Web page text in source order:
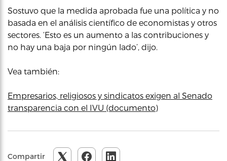
Sostuvo que la medida aprobada fue una política y no
basada en el análisis científico de economistas y otros
sectores. ‘Esto es un aumento a las contribuciones y
no hay una baja por ningún lado’, dijo.
Vea también:
Empresarios, religiosos y sindicatos exigen al Senado
transparencia con el IVU (documento)
Compartir